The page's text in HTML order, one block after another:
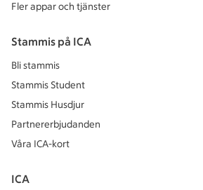
Fler appar och tjänster
Stammis på ICA
Bli stammis
Stammis Student
Stammis Husdjur
Partnererbjudanden
Våra ICA-kort
ICA